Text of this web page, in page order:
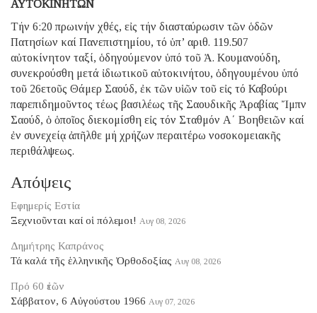
ΑΥΤΟΚΙΝΗΤΩΝ
Τήν 6:20 πρωινήν χθές, εἰς τήν διασταύρωσιν τῶν ὁδῶν
Πατησίων καί Πανεπιστημίου, τό ὑπ’ αριθ. 119.507
αὐτοκίνητον ταξί, ὁδηγούμενον ὑπό τοῦ Ἀ. Κουμανούδη,
συνεκρούσθη μετά ἰδιωτικοῦ αὐτοκινήτου, ὁδηγουμένου ὑπό
τοῦ 26ετοῦς Θάμερ Σαούδ, ἐκ τῶν υἱῶν τοῦ εἰς τό Καβούρι
παρεπιδημοῦντος τέως βασιλέως τῆς Σαουδικῆς Ἀραβίας Ἴμπν
Σαούδ, ὁ ὁποῖος διεκομίσθη εἰς τόν Σταθμόν Α΄ Βοηθειῶν καί
ἐν συνεχείᾳ ἀπῆλθε μή χρήζων περαιτέρω νοσοκομειακῆς
περιθάλψεως.
Απόψεις
Εφημερίς Εστία
Ξεχνιοῦνται καί οἱ πόλεμοι! Αυγ 08, 2026
Δημήτρης Καπράνος
Τά καλά τῆς ἑλληνικῆς Ὀρθοδοξίας Αυγ 08, 2026
Πρό 60 ἐτῶν
Σάββατον, 6 Αὐγούστου 1966 Αυγ 07, 2026